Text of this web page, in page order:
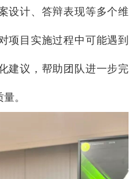
设计、答辩表现等多个维
项目实施过程中可能遇到
建议，帮助团队进一步完
。